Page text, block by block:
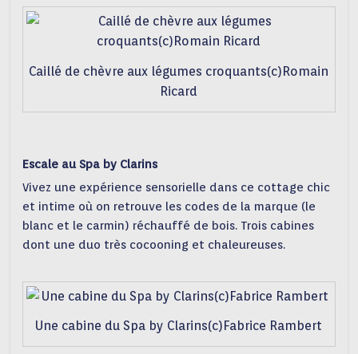
Caillé de chèvre aux légumes croquants(c)Romain
Ricard
Escale au Spa by Clarins
Vivez une expérience sensorielle dans ce cottage chic
et intime où on retrouve les codes de la marque (le
blanc et le carmin) réchauffé de bois. Trois cabines
dont une duo très cocooning et chaleureuses.
Une cabine du Spa by Clarins(c)Fabrice Rambert